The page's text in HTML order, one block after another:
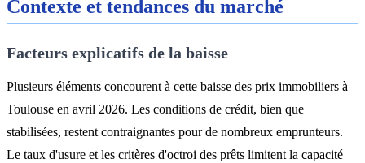
Contexte et tendances du marché
Facteurs explicatifs de la baisse
Plusieurs éléments concourent à cette baisse des prix immobiliers à
Toulouse en avril 2026. Les conditions de crédit, bien que
stabilisées, restent contraignantes pour de nombreux emprunteurs.
Le taux d'usure et les critères d'octroi des prêts limitent la capacité